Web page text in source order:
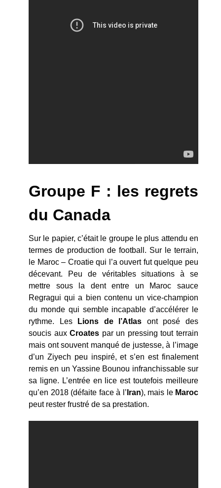
Groupe F : les regrets
du Canada
Sur le papier, c’était le groupe le plus attendu en
termes de production de football. Sur le terrain,
le Maroc – Croatie qui l’a ouvert fut quelque peu
décevant. Peu de véritables situations à se
mettre sous la dent entre un Maroc sauce
Regragui qui a bien contenu un vice-champion
du monde qui semble incapable d’accélérer le
rythme. Les
Lions de l’Atlas ont posé des
soucis auxCroates par un pressing tout terrain
mais ont souvent manqué de justesse, à l’image
d’un Ziyech peu inspiré, et s’en est finalement
remis en un Yassine Bounou infranchissable sur
sa ligne. L’entrée en lice est toutefois meilleure
qu’en 2018 (défaite face à l’ Iran), mais le Maroc
peut rester frustré de sa prestation.